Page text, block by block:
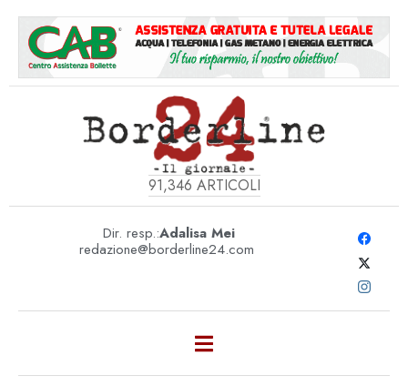
91,346 ARTICOLI
Dir. resp.:Adalisa Mei
redazione@borderline24.com